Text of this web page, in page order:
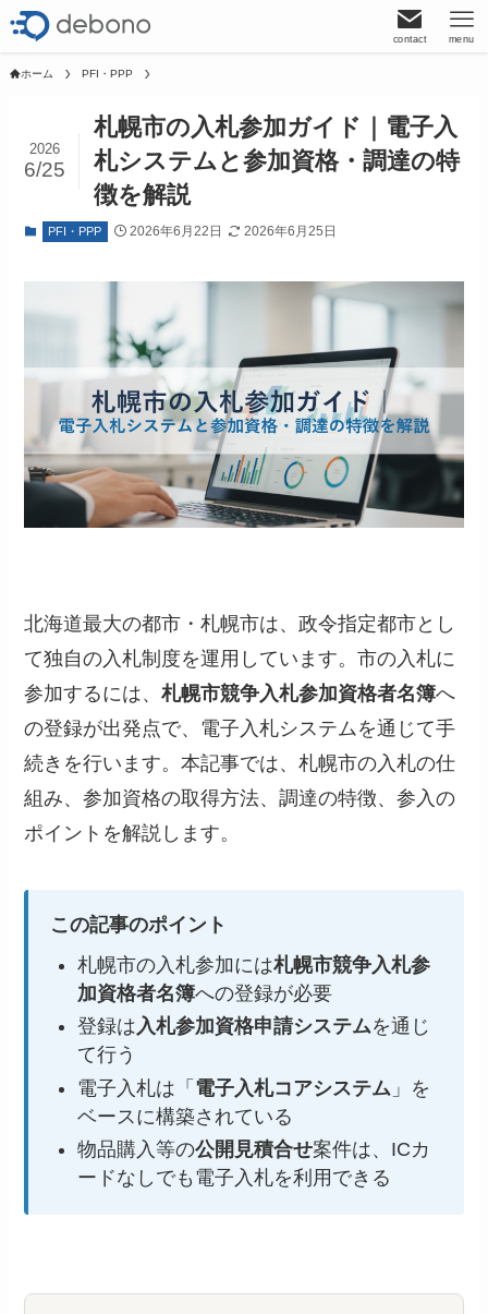
contact menu
ホーム PFI・PPP
札幌市の入札参加ガイド｜電子入
札システムと参加資格・調達の特
徴を解説
2026
6/25
PFI・PPP 2026年6月22日 2026年6月25日
北海道最大の都市・札幌市は、政令指定都市とし
て独自の入札制度を運用しています。市の入札に
参加するには、札幌市競争入札参加資格者名簿へ
の登録が出発点で、電子入札システムを通じて手
続きを行います。本記事では、札幌市の入札の仕
組み、参加資格の取得方法、調達の特徴、参入の
ポイントを解説します。
この記事のポイント
札幌市の入札参加には札幌市競争入札参
加資格者名簿への登録が必要
登録は入札参加資格申請システムを通じ
て行う
電子入札は「 電子入札コアシステム 」を
ベースに構築されている
物品購入等の公開見積合せ案件は、ICカ
ードなしでも電子入札を利用できる